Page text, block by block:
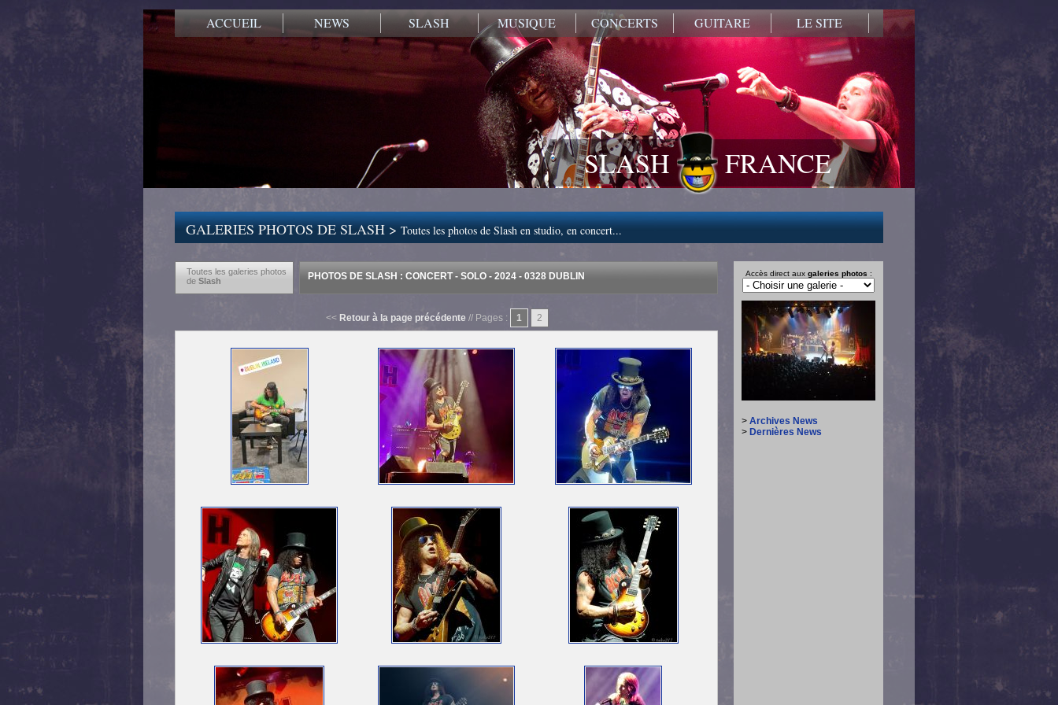
ACCUEIL NEWS SLASH MUSIQUE CONCERTS GUITARE LE SITE
SLASH FRANCE
GALERIES PHOTOS DE SLASH >Toutes les photos de Slash en studio, en concert...
Toutes les galeries photos
de Slash PHOTOS DE SLASH : CONCERT - SOLO - 2024 - 0328 DUBLIN
<< Retour à la page précédente // Pages : 1 2
Accès direct aux galeries photos :
> Archives News
> Dernières News